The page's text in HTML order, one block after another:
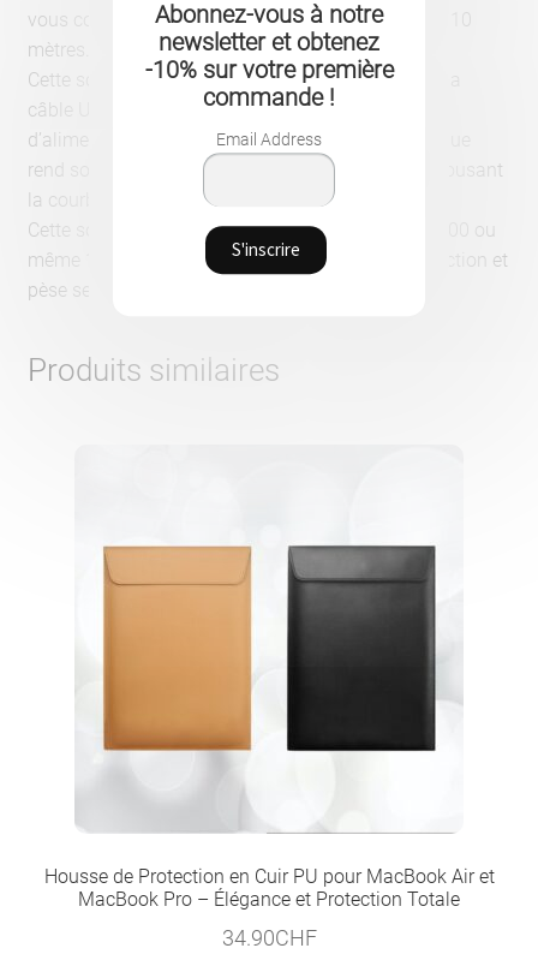
vous confère une portée de signal 2,4 Ghz jusqu’à 10
mètres.
Cette souris lumineuse peut être mise en charge via
câble USB à partir de n’importe quelle source
d’alimentation. Par ailleurs, son design ergonomique
rend son utilisation confortable sur la durée en épousant
la courbe naturelle de votre paume.
Cette souris est dotée d’un DPI réglable de 800, 1200 ou
même 1600 DPI. Elle dispose de 4 boutons de fonction et
pèse seulement 85g.
Produits similaires
Housse de Protection en Cuir PU pour MacBook Air et
MacBook Pro – Élégance et Protection Totale
34.90CHF
Abonnez-vous à notre
newsletter et obtenez
-10% sur votre première
commande !
Email Address